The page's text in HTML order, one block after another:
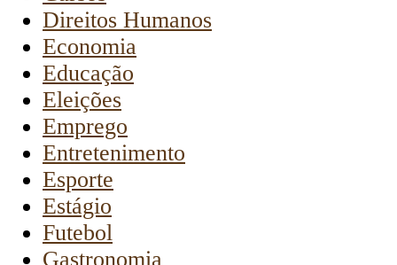
Direitos Humanos
Economia
Educação
Eleições
Emprego
Entretenimento
Esporte
Estágio
Futebol
Gastronomia